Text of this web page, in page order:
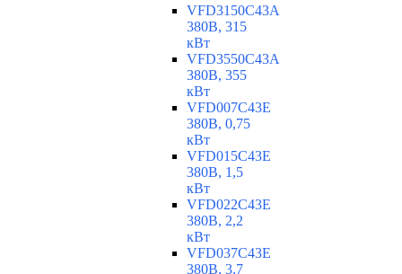
VFD3150C43A
380В, 315
кВт
VFD3550C43A
380В, 355
кВт
VFD007C43E
380В, 0,75
кВт
VFD015C43E
380В, 1,5
кВт
VFD022C43E
380В, 2,2
кВт
VFD037C43E
380В, 3,7